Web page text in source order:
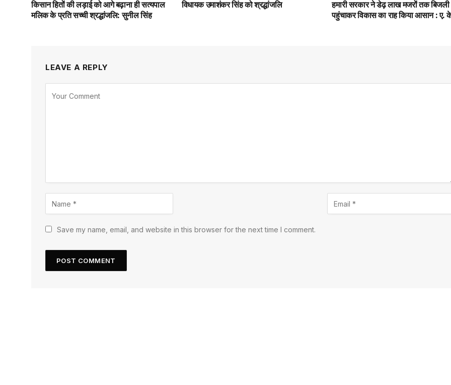
किसान हितों की लड़ाई को आगे बढ़ाना ही सत्यपाल
मलिक के प्रति सच्ची श्रद्धांजलि: सुनील सिंह
विधायक उमाशंकर सिंह को श्रद्धांजलि
हमारी सरकार ने डेढ़ लाख मजरों तक बिजली
पहुंचाकर विकास का राह किया आसान : ए.
LEAVE A REPLY
Save my name, email, and website in this browser for the next time I comment.